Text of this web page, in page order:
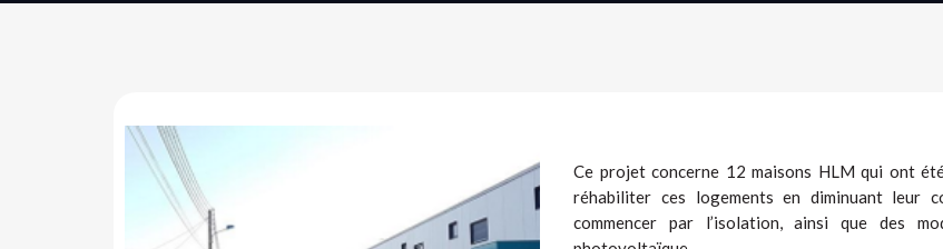
Ce projet concerne 12 maisons HLM qui ont
réhabiliter ces logements en diminuant leur
commencer par l’isolation, ainsi que des